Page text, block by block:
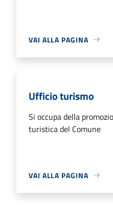
VAI ALLA PAGINA
Ufficio turismo
Si occupa della
turistica del Comune
VAI ALLA PAGINA